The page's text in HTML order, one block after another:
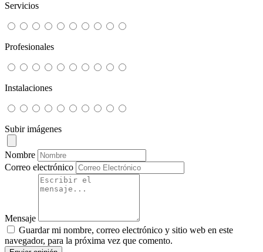
Servicios
Profesionales
Instalaciones
Subir imágenes
Nombre
Correo electrónico
Mensaje
Guardar mi nombre, correo electrónico y sitio web en este
navegador, para la próxima vez que comento.